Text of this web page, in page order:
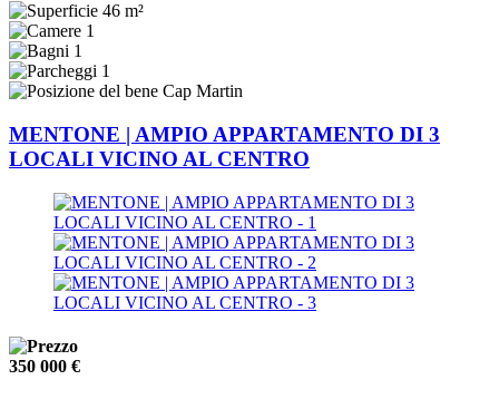
46 m²
1
1
1
Cap Martin
MENTONE | AMPIO APPARTAMENTO DI 3
LOCALI VICINO AL CENTRO
350 000 €